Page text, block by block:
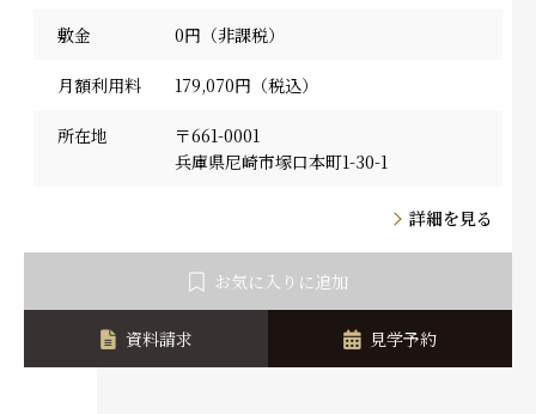
敷金 0円（非課税）
月額利用料 179,070円（税込）
所在地
〒661-0001
兵庫県尼崎市塚口本町1-30-1
詳細を見る
お気に入りに追加
資料請求 見学予約